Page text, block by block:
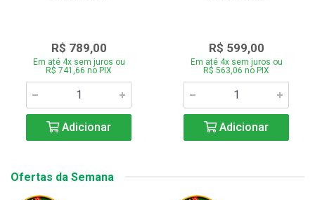
R$ 789,00
Em até 4x sem juros ou
R$ 741,66 no PIX
Adicionar
R$ 599,00
Em até 4x sem juros ou
R$ 563,06 no PIX
Adicionar
Ofertas da Semana